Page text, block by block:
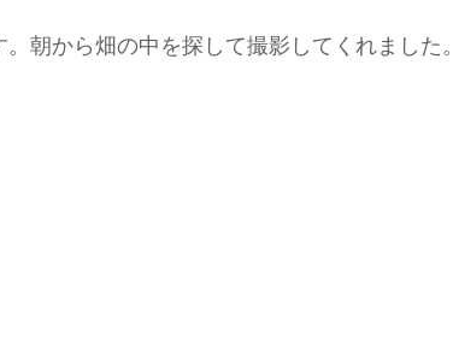
朝から畑の中を探して撮影してくれました。